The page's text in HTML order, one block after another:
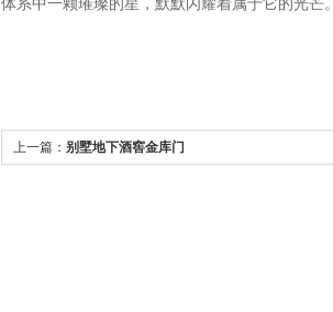
体系中一颗璀璨的星，默默闪耀着属于它的光芒。
上一篇： 别墅地下酒窖金库门